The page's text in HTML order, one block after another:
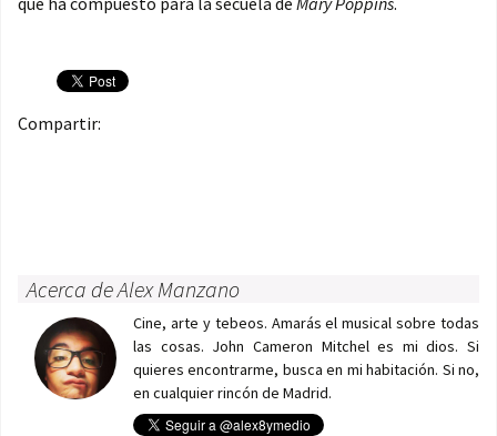
Compartir:
Acerca de Alex Manzano
Cine, arte y tebeos. Amarás el musical sobre todas
las cosas. John Cameron Mitchel es mi dios. Si
quieres encontrarme, busca en mi habitación. Si no,
en cualquier rincón de Madrid.